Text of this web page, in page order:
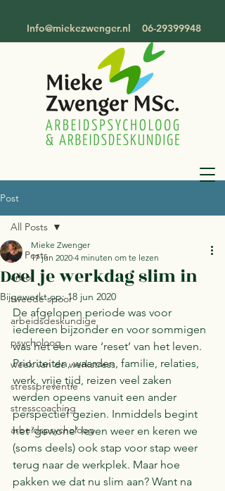
Info@miekezwenger.nl 06-29399948
Post
All Posts
arbo
tweede spoor
arbeidsdeskundige
psycholoog
week van de werkstress
stresspreventie
stresscoaching
arbeidspsycholoog
All Posts
Deel je werkdag slim in
Mieke Zwenger
17 jun 2020 4 minuten om te lezen
Bijgewerkt op:18 jun 2020
De afgelopen periode was voor
iedereen bijzonder en voor sommigen
was het een ware ‘reset’ van het leven.
Prioriteiten, waarden, familie, relaties,
werk, vrije tijd, reizen veel zaken
werden opeens vanuit een ander
perspectief gezien. Inmiddels begint
het ‘gewone’ leven weer en keren we
(soms deels) ook stap voor stap weer
terug naar de werkplek. Maar hoe
pakken we dat nu slim aan? Want na